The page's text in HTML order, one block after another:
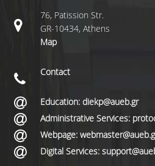
76, Patission Str.
GR-10434, Athens
Map
Contact
Education: diekp@aueb.gr
Administrative Services:
Webpage:
Digital Services: